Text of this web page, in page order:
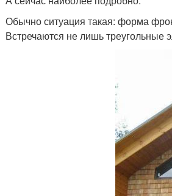
Обычно ситуация такая: форма
Встречаются не лишь треугольные